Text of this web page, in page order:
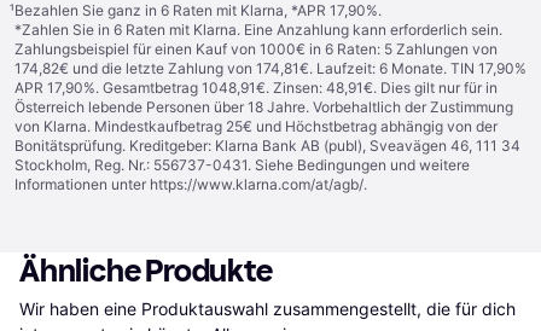
¹Bezahlen Sie ganz in 6 Raten mit Klarna, *APR 17,90%.
*Zahlen Sie in 6 Raten mit Klarna. Eine Anzahlung kann erforderlich sein.
Zahlungsbeispiel für einen Kauf von 1000€ in 6 Raten: 5 Zahlungen von
174,82€ und die letzte Zahlung von 174,81€. Laufzeit: 6 Monate. TIN 17,90%
APR 17,90%. Gesamtbetrag 1048,91€. Zinsen: 48,91€. Dies gilt nur für in
Österreich lebende Personen über 18 Jahre. Vorbehaltlich der Zustimmung
von Klarna. Mindestkaufbetrag 25€ und Höchstbetrag abhängig von der
Bonitätsprüfung. Kreditgeber: Klarna Bank AB (publ), Sveavägen 46, 111 34
Stockholm, Reg. Nr.: 556737-0431. Siehe Bedingungen und weitere
Informationen unter https://www.klarna.com/at/agb/.
Ähnliche Produkte
Wir haben eine Produktauswahl zusammengestellt, die für dich